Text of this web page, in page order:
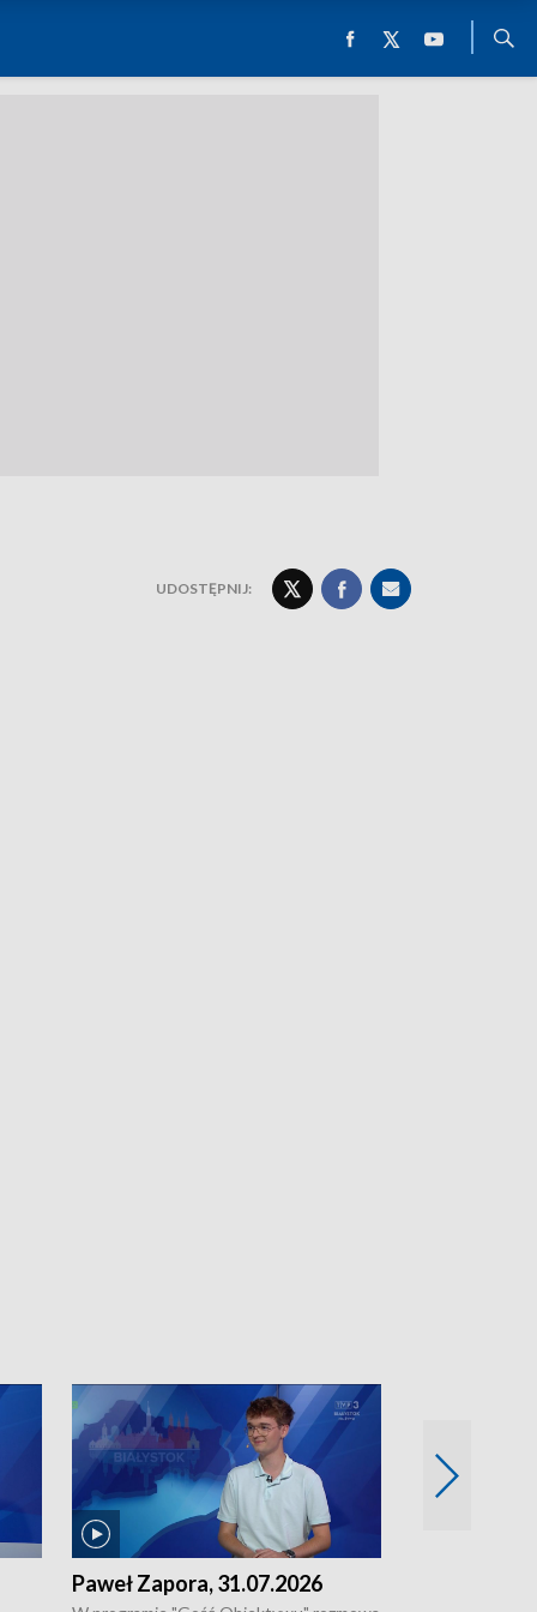
UDOSTĘPNIJ:
Paweł Zapora, 31.07.2026